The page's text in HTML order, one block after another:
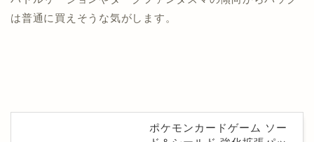
は普通に買えそうな気がします。
ポケモンカードゲーム ソー